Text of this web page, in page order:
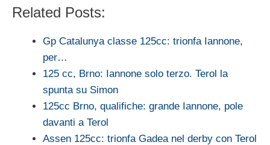
Related Posts:
Gp Catalunya classe 125cc: trionfa Iannone,
per…
125 cc, Brno: Iannone solo terzo. Terol la
spunta su Simon
125cc Brno, qualifiche: grande Iannone, pole
davanti a Terol
Assen 125cc: trionfa Gadea nel derby con Terol